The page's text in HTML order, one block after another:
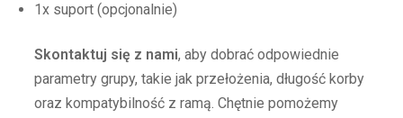
1x suport (opcjonalnie)
Skontaktuj się z nami, aby dobrać odpowiednie
parametry grupy, takie jak przełożenia, długość korby
oraz kompatybilność z ramą. Chętnie pomożemy